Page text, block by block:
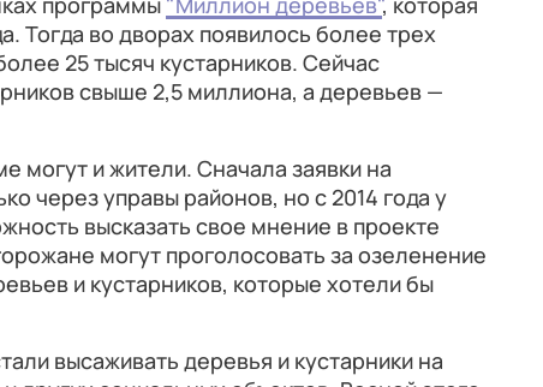
Тогда во дворах появилось более трех
25 тысяч кустарников. Сейчас
свыше 2,5 миллиона, а деревьев —
могут и жители. Сначала заявки на
через управы районов, но с 2014 года у
высказать свое мнение в проекте
могут проголосовать за озеленение
и кустарников, которые хотели бы
высаживать деревья и кустарники на